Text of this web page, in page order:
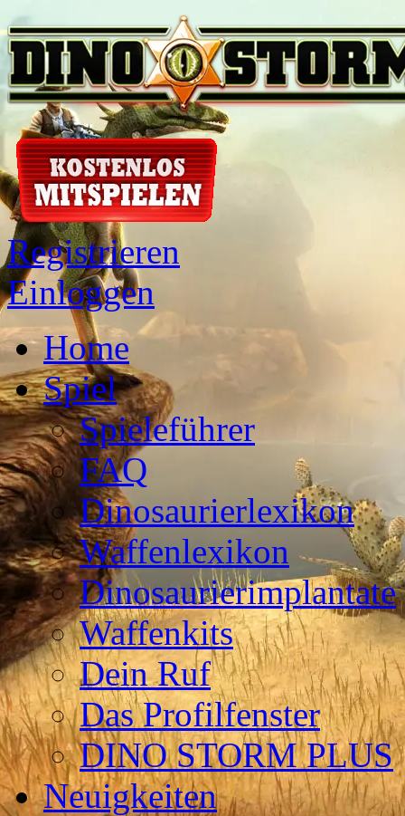
Registrieren
Einloggen
Home
Spiel
Spieleführer
FAQ
Dinosaurierlexikon
Waffenlexikon
Dinosaurierimplantate
Waffenkits
Dein Ruf
Das Profilfenster
DINO STORM PLUS
Neuigkeiten